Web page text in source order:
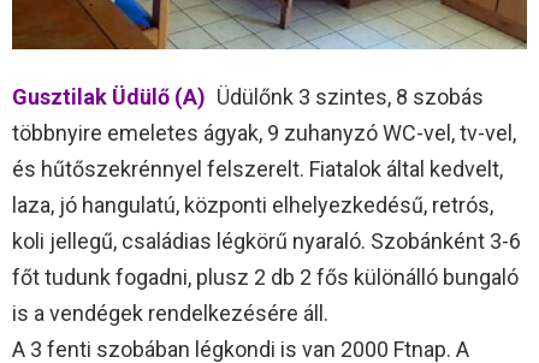
Gusztilak Üdülő (A) Üdülőnk 3 szintes, 8 szobás
többnyire emeletes ágyak, 9 zuhanyzó WC-vel, tv-vel,
és hűtőszekrénnyel felszerelt. Fiatalok által kedvelt,
laza, jó hangulatú, központi elhelyezkedésű, retrós,
koli jellegű, családias légkörű nyaraló. Szobánként 3-6
főt tudunk fogadni, plusz 2 db 2 fős különálló bungaló
is a vendégek rendelkezésére áll.
A 3 fenti szobában légkondi is van 2000 Ftnap. A